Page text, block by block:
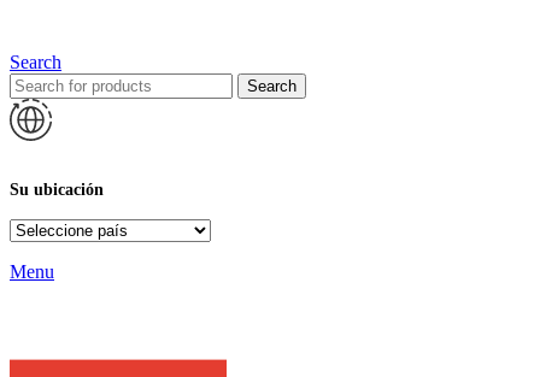
Search
Search
Su ubicación
Menu